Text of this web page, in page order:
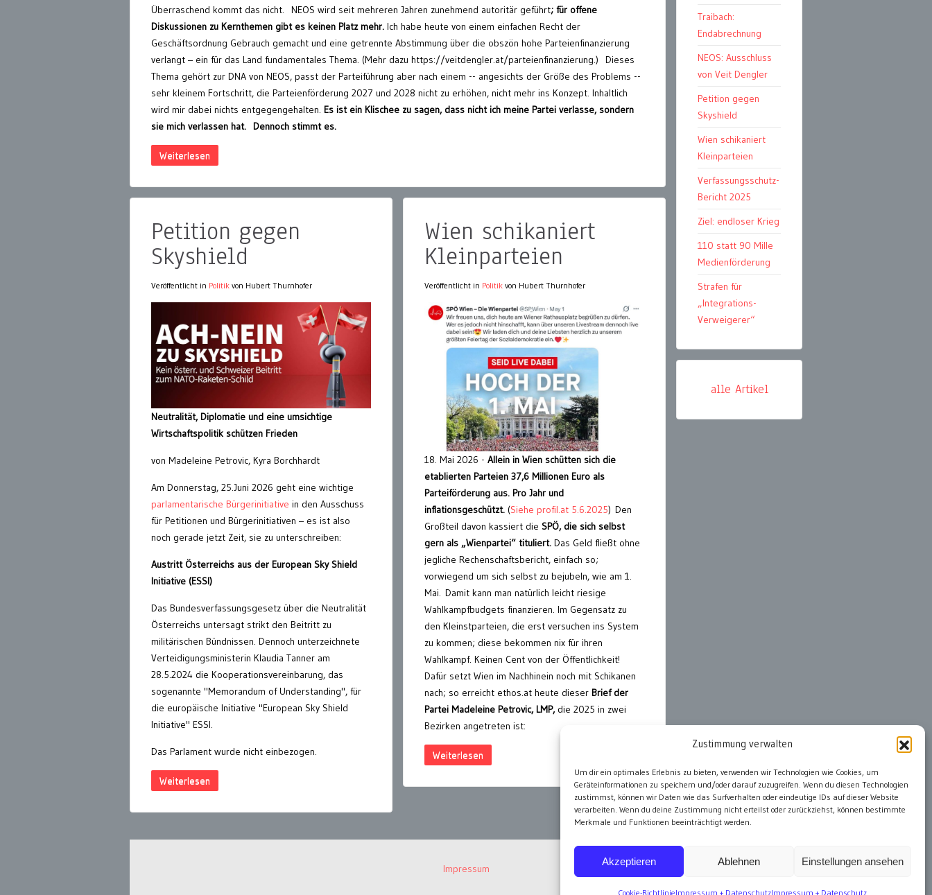
Zustimmung verwalten
Um dir ein optimales Erlebnis zu bieten, verwenden wir Technologien wie Cookies, um
Geräteinformationen zu speichern und/oder darauf zuzugreifen. Wenn du diesen Technologien
zustimmst, können wir Daten wie das Surfverhalten oder eindeutige IDs auf dieser Website
verarbeiten. Wenn du deine Zustimmung nicht erteilst oder zurückziehst, können bestimmte
Merkmale und Funktionen beeinträchtigt werden.
Akzeptieren Ablehnen Einstellungen ansehen
Cookie-RichtlinieImpressum + DatenschutzImpressum + Datenschutz
Überraschend kommt das nicht. NEOS wird seit mehreren Jahren zunehmend autoritär geführt; für offene
Diskussionen zu Kernthemen gibt es keinen Platz mehr. Ich habe heute von einem einfachen Recht der
Geschäftsordnung Gebrauch gemacht und eine getrennte Abstimmung über die obszön hohe Parteienfinanzierung
verlangt – ein für das Land fundamentales Thema. (Mehr dazu https://veitdengler.at/parteienfinanzierung.) Dieses
Thema gehört zur DNA von NEOS, passt der Parteiführung aber nach einem -- angesichts der Größe des Problems --
sehr kleinem Fortschritt, die Parteienförderung 2027 und 2028 nicht zu erhöhen, nicht mehr ins Konzept. Inhaltlich
wird mir dabei nichts entgegengehalten. Es ist ein Klischee zu sagen, dass nicht ich meine Partei verlasse, sondern
sie mich verlassen hat. Dennoch stimmt es.
Weiterlesen
Petition gegen
Skyshield
Veröffentlicht in Politik von Hubert Thurnhofer
Neutralität, Diplomatie und eine umsichtige
Wirtschaftspolitik schützen Frieden
von Madeleine Petrovic, Kyra Borchhardt
Am Donnerstag, 25.Juni 2026 geht eine wichtige
parlamentarische Bürgerinitiative in den Ausschuss
für Petitionen und Bürgerinitiativen – es ist also
noch gerade jetzt Zeit, sie zu unterschreiben:
Austritt Österreichs aus der European Sky Shield
Initiative (ESSI)
Das Bundesverfassungsgesetz über die Neutralität
Österreichs untersagt strikt den Beitritt zu
militärischen Bündnissen. Dennoch unterzeichnete
Verteidigungsministerin Klaudia Tanner am
28.5.2024 die Kooperationsvereinbarung, das
sogenannte "Memorandum of Understanding", für
die europäische Initiative "European Sky Shield
Initiative" ESSI.
Das Parlament wurde nicht einbezogen.
Weiterlesen
Wien schikaniert
Kleinparteien
Veröffentlicht in Politik von Hubert Thurnhofer
18. Mai 2026 - Allein in Wien schütten sich die
etablierten Parteien 37,6 Millionen Euro als
Parteiförderung aus. Pro Jahr und
inflationsgeschützt. (Siehe profil.at 5.6.2025) Den
Großteil davon kassiert die SPÖ, die sich selbst
gern als „Wienpartei“ tituliert. Das Geld fließt ohne
jegliche Rechenschaftsbericht, einfach so;
vorwiegend um sich selbst zu bejubeln, wie am 1.
Mai. Damit kann man natürlich leicht riesige
Wahlkampfbudgets finanzieren. Im Gegensatz zu
den Kleinstparteien, die erst versuchen ins System
zu kommen; diese bekommen nix für ihren
Wahlkampf. Keinen Cent von der Öffentlichkeit!
Dafür setzt Wien im Nachhinein noch mit Schikanen
nach; so erreicht ethos.at heute dieser Brief der
Partei Madeleine Petrovic, LMP,die 2025 in zwei
Bezirken angetreten ist:
Weiterlesen
der
Traibach:
Endabrechnung
NEOS: Ausschluss
von Veit Dengler
Petition gegen
Skyshield
Wien schikaniert
Kleinparteien
Verfassungsschutz-
Bericht 2025
Ziel: endloser Krieg
110 statt 90 Mille
Medienförderung
Strafen für
„Integrations-
Verweigerer“
alle Artikel
Impressum